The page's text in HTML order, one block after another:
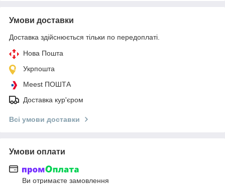
Умови доставки
Доставка здійснюється тільки по передоплаті.
Нова Пошта
Укрпошта
Meest ПОШТА
Доставка кур'єром
Всі умови доставки
Умови оплати
Ви отримаєте замовлення